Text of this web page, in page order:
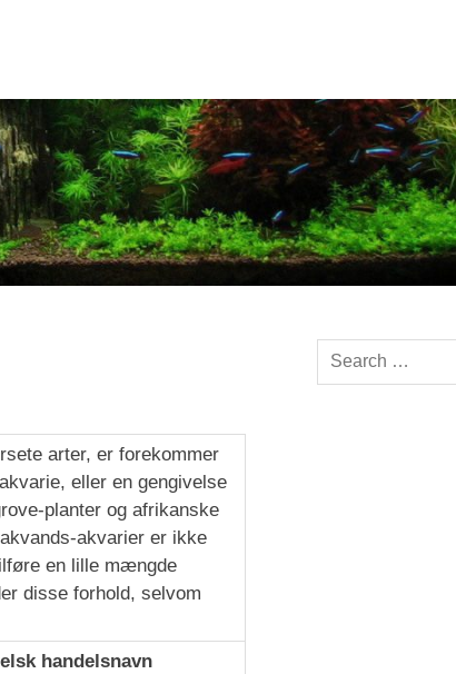
arter, er forekommer
eller en gengivelse
planter og afrikanske
akvarier er ikke
en lille mængde
disse forhold, selvom
handelsnavn
Search